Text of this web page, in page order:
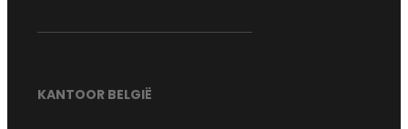
KANTOOR BELGIË